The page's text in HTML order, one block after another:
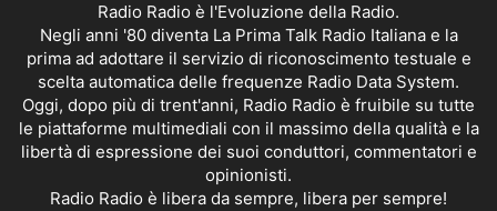
Radio Radio è l'Evoluzione della Radio.
Negli anni '80 diventa La Prima Talk Radio Italiana e la
prima ad adottare il servizio di riconoscimento testuale e
scelta automatica delle frequenze Radio Data System.
Oggi, dopo più di trent'anni, Radio Radio è fruibile su tutte
le piattaforme multimediali con il massimo della qualità e la
libertà di espressione dei suoi conduttori, commentatori e
opinionisti.
Radio Radio è libera da sempre, libera per sempre!